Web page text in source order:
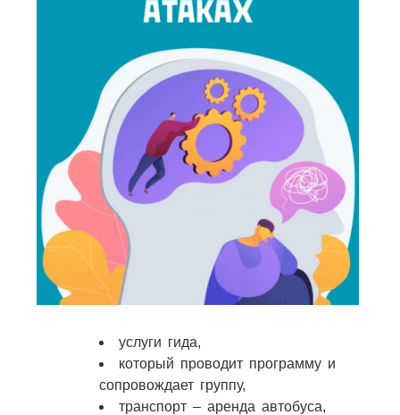
услуги гида,
который проводит программу и
сопровождает группу,
транспорт – аренда автобуса,